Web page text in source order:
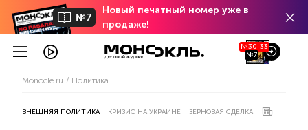
№7
Новый печатный номер уже в
продаже!
№30-33
№7
Monocle.ru Политика
ВНЕШНЯЯ ПОЛИТИКА КРИЗИС НА УКРАИНЕ ЗЕРНОВАЯ СДЕЛКА